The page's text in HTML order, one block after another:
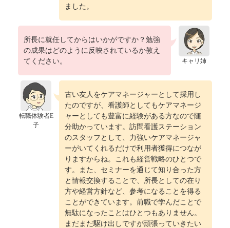
ました。
キャリ姉
所長に就任してからはいかがですか？勉強
の成果はどのように反映されているか教え
てください。
転職体験者E
子
古い友人をケアマネージャーとして採用し
たのですが、看護師としてもケアマネージ
ャーとしても豊富に経験がある方なので随
分助かっています。訪問看護ステーション
のスタッフとして、力強いケアマネージャ
ーがいてくれるだけで利用者獲得につなが
りますからね。これも経営戦略のひとつで
す。また、セミナーを通じて知り合った方
と情報交換することで、所長としての在り
方や経営方針など、参考になることを得る
ことができています。前職で学んだことで
無駄になったことはひとつもありません。
まだまだ駆け出しですが頑張っていきたい